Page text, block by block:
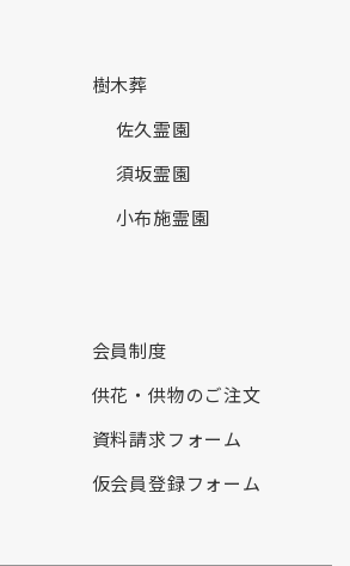
樹木葬
佐久霊園
須坂霊園
小布施霊園
会員制度
供花・供物のご注文
資料請求フォーム
仮会員登録フォーム